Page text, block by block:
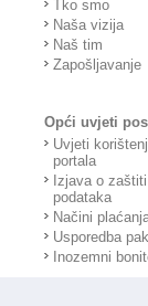
Tko smo
Naša vizija
Naš tim
Zapošljavanje
Opći uvjeti
Uvjeti
portala
Izjava o
podataka
Načini
Usporedba
Inozemni